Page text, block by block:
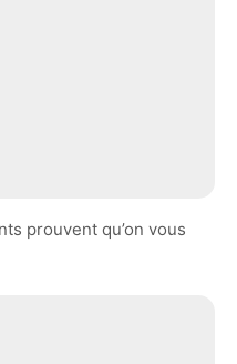
prouvent qu’on vous